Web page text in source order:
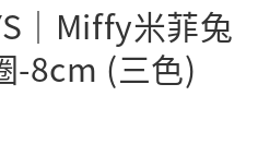
｜Miffy米菲兔
-8cm (三色)